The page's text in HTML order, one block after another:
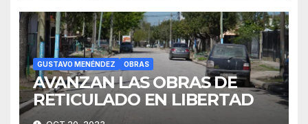
GUSTAVO MENÉNDEZ OBRAS
AVANZAN LAS OBRAS DE
RETICULADO EN LIBERTAD